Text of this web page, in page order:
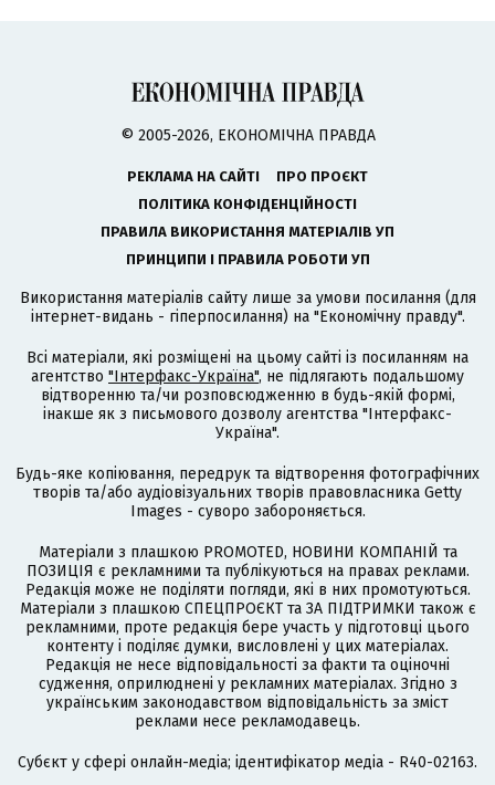
© 2005-2026, ЕКОНОМІЧНА ПРАВДА
РЕКЛАМА НА САЙТІ
ПРО ПРОЄКТ
ПОЛІТИКА КОНФІДЕНЦІЙНОСТІ
ПРАВИЛА ВИКОРИСТАННЯ МАТЕРІАЛІВ УП
ПРИНЦИПИ І ПРАВИЛА РОБОТИ УП
Використання матеріалів сайту лише за умови посилання (для
інтернет-видань - гіперпосилання) на "Економічну правду".
Всі матеріали, які розміщені на цьому сайті із посиланням на
агентство "Інтерфакс-Україна", не підлягають подальшому
відтворенню та/чи розповсюдженню в будь-якій формі,
інакше як з письмового дозволу агентства "Інтерфакс-
Україна".
Будь-яке копіювання, передрук та відтворення фотографічних
творів та/або аудіовізуальних творів правовласника Getty
Images - суворо забороняється.
Матеріали з плашкою PROMOTED, НОВИНИ КОМПАНІЙ та
ПОЗИЦІЯ є рекламними та публікуються на правах реклами.
Редакція може не поділяти погляди, які в них промотуються.
Матеріали з плашкою СПЕЦПРОЄКТ та ЗА ПІДТРИМКИ також є
рекламними, проте редакція бере участь у підготовці цього
контенту і поділяє думки, висловлені у цих матеріалах.
Редакція не несе відповідальності за факти та оціночні
судження, оприлюднені у рекламних матеріалах. Згідно з
українським законодавством відповідальність за зміст
реклами несе рекламодавець.
Cубєкт у сфері онлайн-медіа; ідентифікатор медіа - R40-02163.